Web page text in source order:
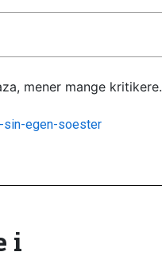
mener mange kritikere.
sin-egen-soester
i